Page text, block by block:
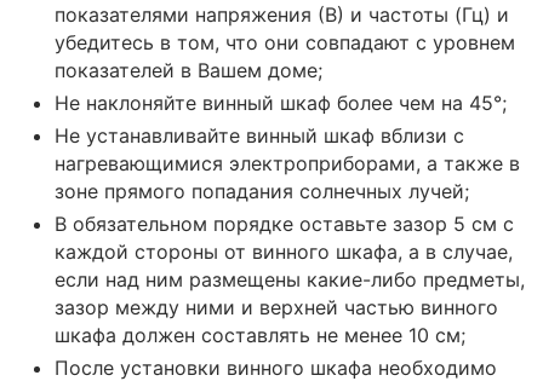
показателями напряжения (В) и частоты (Гц) и
убедитесь в том, что они совпадают с уровнем
показателей в Вашем доме;
Не наклоняйте винный шкаф более чем на 45°;
Не устанавливайте винный шкаф вблизи с
нагревающимися электроприборами, а также в
зоне прямого попадания солнечных лучей;
В обязательном порядке оставьте зазор 5 см с
каждой стороны от винного шкафа, а в случае,
если над ним размещены какие-либо предметы,
зазор между ними и верхней частью винного
шкафа должен составлять не менее 10 см;
После установки винного шкафа необходимо